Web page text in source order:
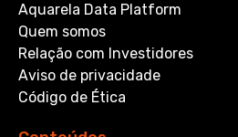
Aquarela Data Platform
Quem somos
Relação com Investidores
Aviso de privacidade
Código de Ética